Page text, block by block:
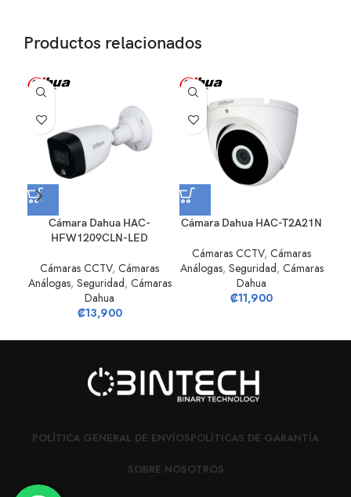
Productos relacionados
Cámara Dahua HAC-
HFW1209CLN-LED
Cámaras CCTV, Cámaras
Análogas, Seguridad, Cámaras
Dahua
₡13,900
Cámara Dahua HAC-T2A21N
Cámaras CCTV, Cámaras
Análogas, Seguridad, Cámaras
Dahua
₡11,900
POLÍTICA GENERAL DE ENVÍOSPOLÍTICAS DE GARANTÍA
SOBRE NOSOTROS